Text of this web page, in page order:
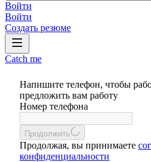
Войти
Войти
Создать резюме
Catch me
Напишите телефон, чтобы
предложить вам работу
Номер телефона
Продолжить
Продолжая, вы принимаете
конфиденциальности